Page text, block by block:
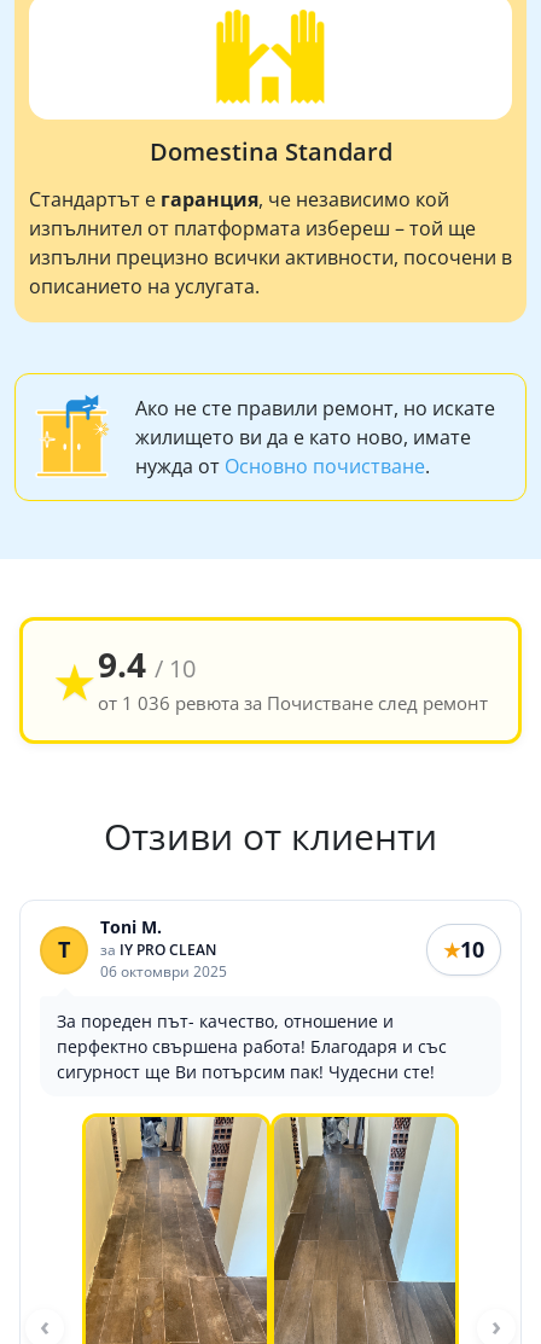
Domestina Standard
Стандартът е гаранция, че независимо кой
изпълнител от платформата избереш – той ще
изпълни прецизно всички активности, посочени в
описанието на услугата.
Ако не сте правили ремонт, но искате
жилището ви да е като ново, имате
нужда от Основно почистване.
★9.4 / 10
от 1 036 ревюта за Почистване след ремонт
Отзиви от клиенти
T
Toni M.
за IY PRO CLEAN
06 октомври 2025
★10
За пореден път- качество, отношение и
перфектно свършена работа! Благодаря и със
сигурност ще Ви потърсим пак! Чудесни сте!
‹ ›